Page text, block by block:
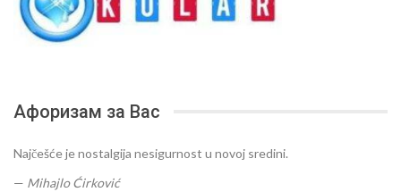
Афоризам за Вас
Najčešće je nostalgija nesigurnost u novoj sredini.
— Mihajlo Ćirković